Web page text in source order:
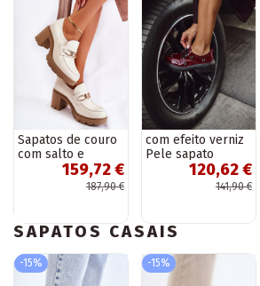
Sapatos de couro
com salto e
detalhes dourados
Lemar Mikeyla cor
159,72 €
187,90 €
com efeito verniz
Pele sapato
FemininoPrzypinkami
Artiker 57C0336
120,62 €
141,90 €
SAPATOS CASAIS
-15% -15%